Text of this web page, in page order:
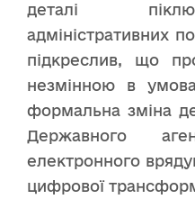
деталі
адміністративних
підкреслив, що
незмінною в
формальна зміна
Державного
електронного
цифрової